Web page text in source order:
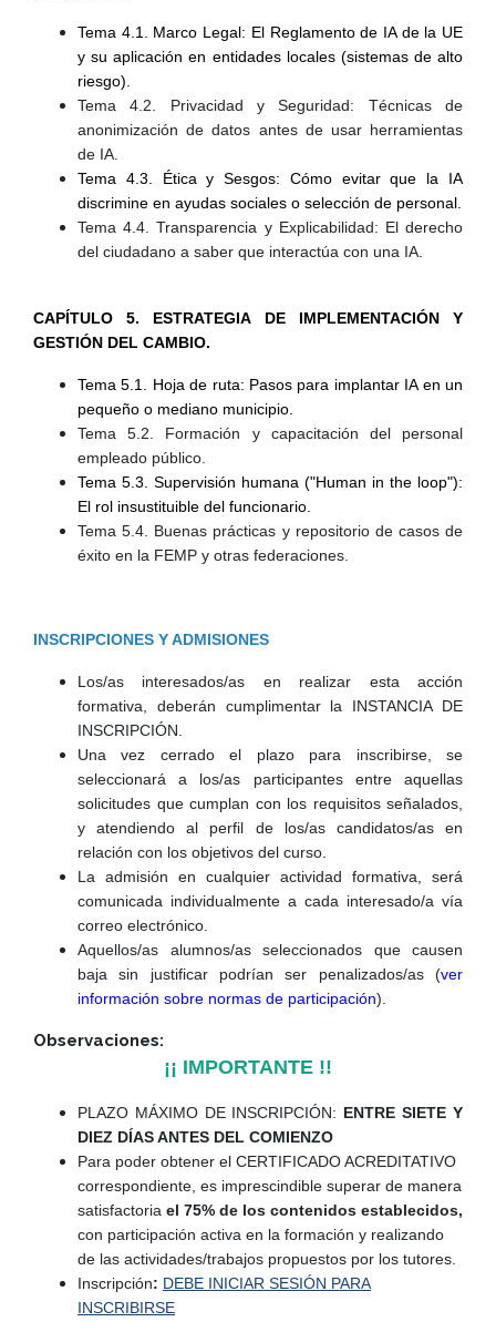
Tema 4.1. Marco Legal: El Reglamento de IA de la UE
y su aplicación en entidades locales (sistemas de alto
riesgo).
Tema 4.2. Privacidad y Seguridad: Técnicas de
anonimización de datos antes de usar herramientas
de IA.
Tema 4.3. Ética y Sesgos: Cómo evitar que la IA
discrimine en ayudas sociales o selección de personal.
Tema 4.4. Transparencia y Explicabilidad: El derecho
del ciudadano a saber que interactúa con una IA.
CAPÍTULO 5. ESTRATEGIA DE IMPLEMENTACIÓN Y
GESTIÓN DEL CAMBIO.
Tema 5.1. Hoja de ruta: Pasos para implantar IA en un
pequeño o mediano municipio.
Tema 5.2. Formación y capacitación del personal
empleado público.
Tema 5.3. Supervisión humana ("Human in the loop"):
El rol insustituible del funcionario.
Tema 5.4. Buenas prácticas y repositorio de casos de
éxito en la FEMP y otras federaciones.
INSCRIPCIONES Y ADMISIONES
Los/as interesados/as en realizar esta acción
formativa, deberán cumplimentar la INSTANCIA DE
INSCRIPCIÓN.
Una vez cerrado el plazo para inscribirse, se
seleccionará a los/as participantes entre aquellas
solicitudes que cumplan con los requisitos señalados,
y atendiendo al perfil de los/as candidatos/as en
relación con los objetivos del curso.
La admisión en cualquier actividad formativa, será
comunicada individualmente a cada interesado/a vía
correo electrónico.
Aquellos/as alumnos/as seleccionados que causen
baja sin justificar podrían ser penalizados/as (ver
información sobre normas de participación).
Observaciones:
¡¡ IMPORTANTE !!
PLAZO MÁXIMO DE INSCRIPCIÓN: ENTRE SIETE Y
DIEZ DÍAS ANTES DEL COMIENZO
Para poder obtener el CERTIFICADO ACREDITATIVO
correspondiente, es imprescindible superar de manera
satisfactoria el 75% de los contenidos establecidos,
con participación activa en la formación y realizando
de las actividades/trabajos propuestos por los tutores.
Inscripción: DEBE INICIAR SESIÓN PARA
INSCRIBIRSE